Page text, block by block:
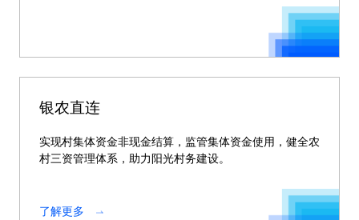
银农直连
实现村集体资金非现金结算，监管集体资金使用，健全农
村三资管理体系，助力阳光村务建设。
了解更多